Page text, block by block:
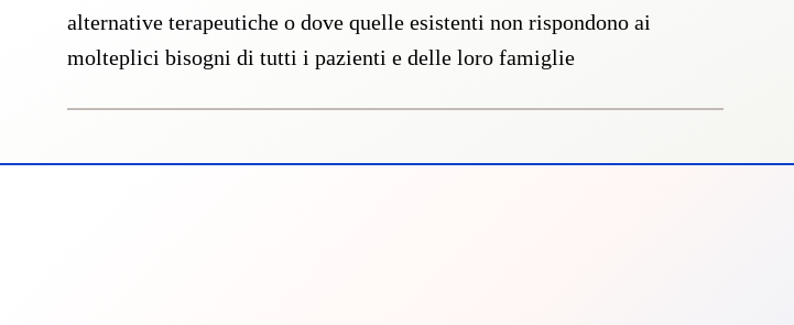
alternative terapeutiche o dove quelle esistenti non rispondono ai
molteplici bisogni di tutti i pazienti e delle loro famiglie